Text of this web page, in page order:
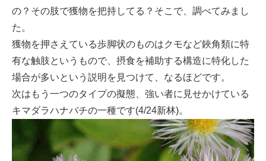
の？その肢で獲物を把持してる？そこで、調べてみまし
た。
獲物を押さえている歩脚状のものはクモなど鋏角類に特
有な触肢というもので、摂食を補助する構造に特化した
場合が多いという説明を見つけて、なるほどです。
次はもう一つのタイプの擬態、強い者に見せかけている
キマダラハナバチの一種です(4/24新林)。